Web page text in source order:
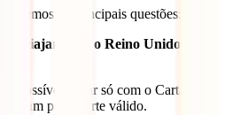
às principais questões:
viajar para o Reino Unido após
é possível viajar só com o Cartão de
um passaporte válido.